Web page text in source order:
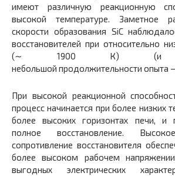
имеют различную реакционную
высокой температуре. Заметное
скорости образования SiC
восстановителей при относительно
(∼ 1900 К) (и
небольшой продолжительности опыта
При высокой реакционной
процесс начинается при более низких
более высоких горизонтах печи, и
полное восстановление.
сопротивление восстановителя
более высоком рабочем
выгодных электрических